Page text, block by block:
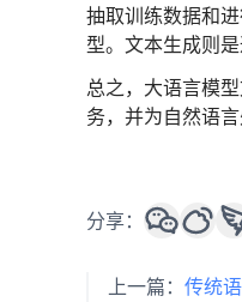
抽取训练数据和
型。文本生成则
总之，大语言模
务，并为自然语
分享：
上一篇： 传统